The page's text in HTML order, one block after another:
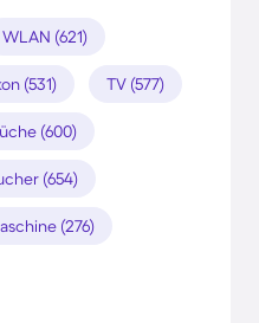
WLAN (621)
(531) TV (577)
(600)
(654)
(276)